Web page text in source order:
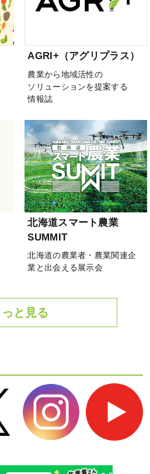
AGRI+（アグリプラス）
農業から地域活性の
ソリューションを提案する
情報誌
北海道スマート農業
SUMMIT
北海道の農業者・農業関連企
業と出会える展示会
っと見る